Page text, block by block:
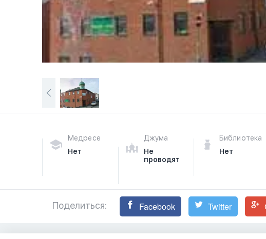
Медресе
Нет
Джума
Не
проводят
Библиотека
Нет
Поделиться: Facebook Twitter